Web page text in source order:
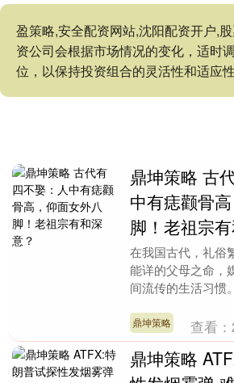
盈策略,安全配资网站,沈阳配资开户,
资公司会根据市场情况的变化，适时
位，以保持投资组合的灵活性和适应性
鼎坤策略 古
中有痣颧骨
脚！老祖宗
在我国古代，礼俗
能详的父母之命，
间流传的生活习惯
中积累的智慧。从
鼎坤策略 查看：
鼎坤策略